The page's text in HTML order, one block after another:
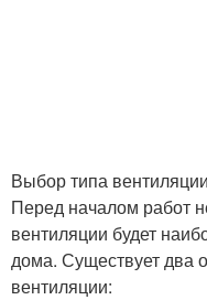
Выбор типа вентиляции
Перед началом работ
вентиляции будет
дома. Существует два
вентиляции: